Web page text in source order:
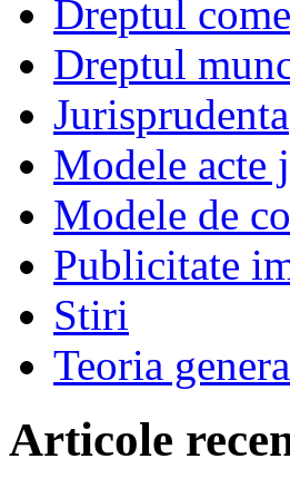
Dreptul
Dreptul
Jurisprudenta
Modele acte
Modele de
Publicitate
Stiri
Teoria
Articole